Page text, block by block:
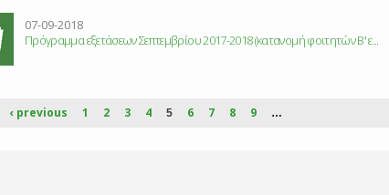
07-09-2018
Πρόγραμμα εξετάσεων Σεπτεμβρίου 2017-2018 (κατανομή φοιτητών Β' ε...
‹ previous 1 2 3 4 5 6 7 8 9 …